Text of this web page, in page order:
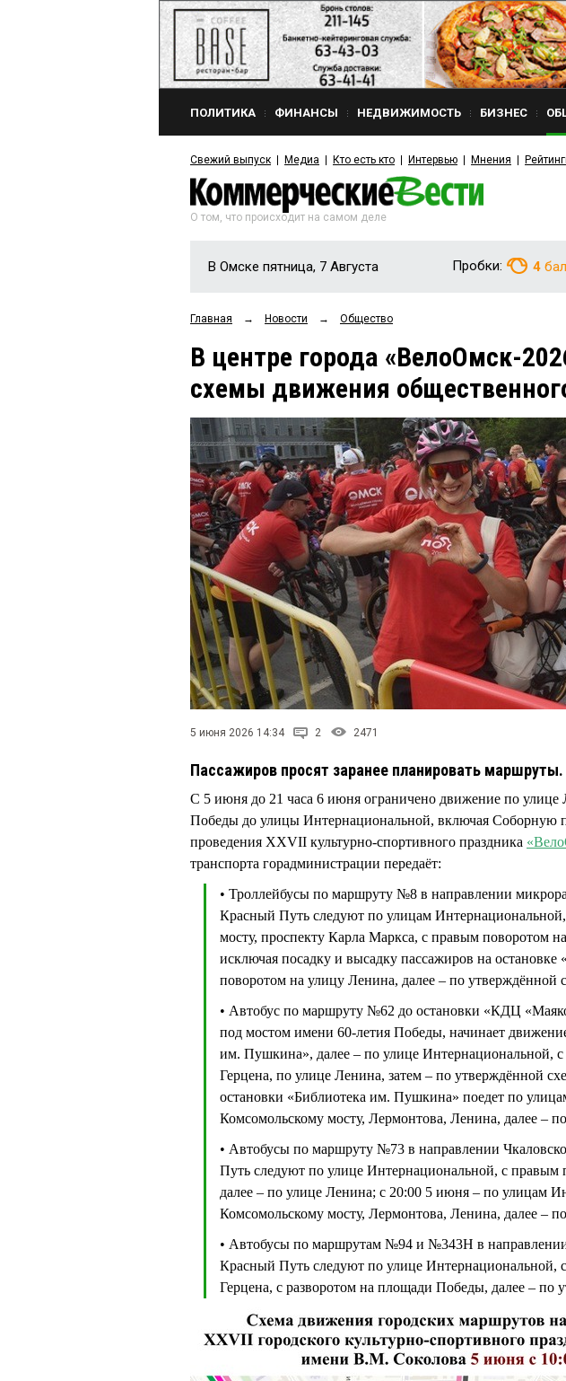
ПОЛИТИКА ФИНАНСЫ НЕДВИЖИМОСТЬ БИЗНЕС
Свежий выпуск Медиа Кто есть кто Интервью Мнения
О том, что происходит на самом деле
В Омске пятница, 7 Августа Пробки: 4
Главная → Новости → Общество
В центре города «ВелоОмск-
схемы движения
5 июня 2026 14:34 2 2471
Пассажиров просят заранее планировать маршруты.
С 5 июня до 21 часа 6 июня ограничено движение по улице
Победы до улицы Интернациональной, включая Соборную
проведения XXVII культурно-спортивного праздника
транспорта горадминистрации передаёт:
• Троллейбусы по маршруту №8 в направлении
Красный Путь следуют по улицам
мосту, проспекту Карла Маркса, с правым поворотом
исключая посадку и высадку пассажиров на
поворотом на улицу Ленина, далее – по утверждённой
• Автобус по маршруту №62 до остановки «КДЦ
под мостом имени 60-летия Победы, начинает
им. Пушкина», далее – по улице Интернациональной,
Герцена, по улице Ленина, затем – по утверждённой
остановки «Библиотека им. Пушкина» поедет по
Комсомольскому мосту, Лермонтова, Ленина, далее –
• Автобусы по маршруту №73 в направлении
Путь следуют по улице Интернациональной, с правым
далее – по улице Ленина; с 20:00 5 июня – по улицам
Комсомольскому мосту, Лермонтова, Ленина, далее –
• Автобусы по маршрутам №94 и №343Н в
Красный Путь следуют по улице Интернациональной,
Герцена, с разворотом на площади Победы, далее – по